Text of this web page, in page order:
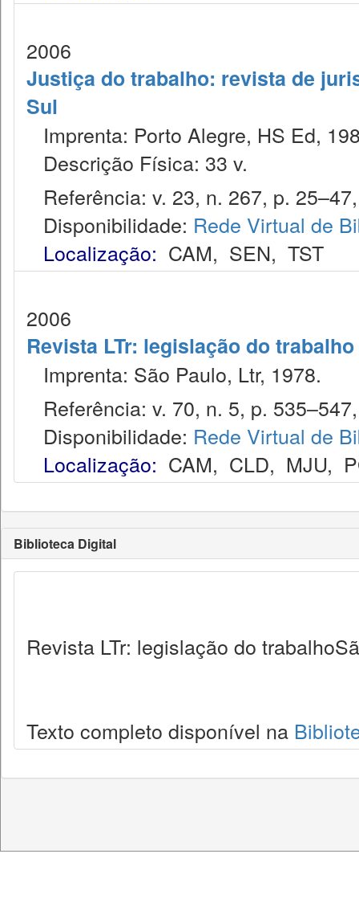
2006
Justiça do trabalho: revista de
Sul
Imprenta: Porto Alegre, HS Ed,
Descrição Física: 33 v.
Referência: v. 23, n. 267, p.
Disponibilidade: Rede Virtual de
Localização: CAM, SEN, TST
2006
Revista LTr: legislação do trabalho
Imprenta: São Paulo, Ltr, 1978.
Referência: v. 70, n. 5, p.
Disponibilidade: Rede Virtual de
Localização: CAM, CLD, MJU,
Biblioteca Digital
Revista LTr: legislação do
Texto completo disponível na